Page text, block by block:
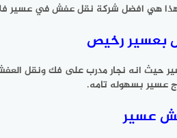
هي افضل شركة نقل عفش في عسير فلا
بعسير رخيص
انه نجار مدرب على فك ونقل العفش
عسير بسهوله تامه.
عسير